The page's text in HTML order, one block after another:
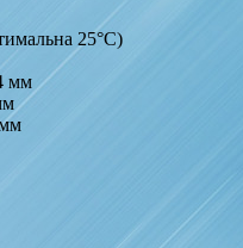
25°C)
мм